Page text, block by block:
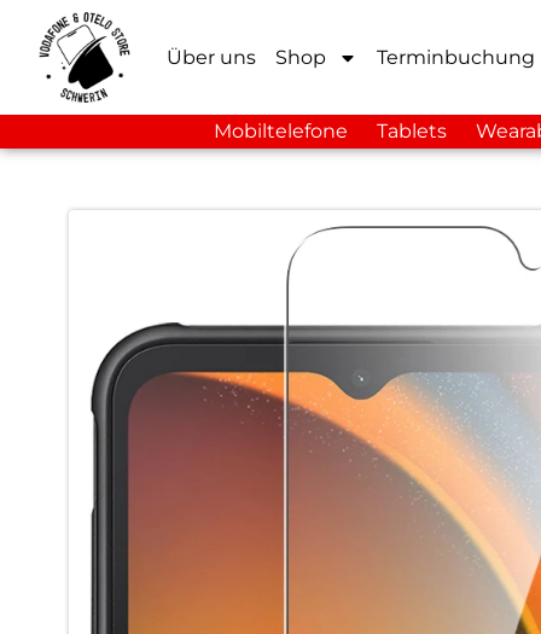
Über uns Shop Terminbuchung
Mobiltelefone Tablets